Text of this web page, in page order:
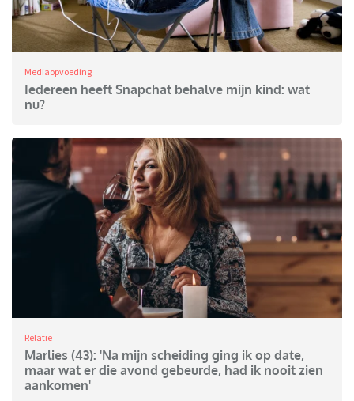
Mediaopvoeding
Iedereen heeft Snapchat behalve mijn kind: wat
nu?
Relatie
Marlies (43): 'Na mijn scheiding ging ik op date,
maar wat er die avond gebeurde, had ik nooit zien
aankomen'